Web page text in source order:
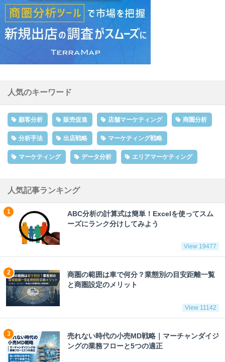
人気のキーワード
顧客分析 販売促進 店舗マーケティング 商圏分析
分析手法 出店戦略 マーケティング戦略
マーケティング データ分析 エリアマーケティング
人気記事ランキング
ABC分析の計算式は簡単！Excelを使ってスム
ーズにランク分けしてみよう
View 19477
商圏の範囲は車で何分？業態別の目安距離一覧
と商圏設定のメリット
View 11142
売れない時代の小売MD戦略｜マーチャンダイジ
ングの業務フローと5つの適正